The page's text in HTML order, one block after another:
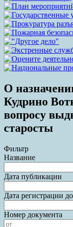
О
Кудрино
вопросу
старосты
Фильтр
Название
Дата публикации
Дата регистрации
Номер документа